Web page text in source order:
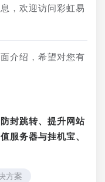
，欢迎访问彩虹易
介绍，希望对您有
封跳转、提升网站
服务器与挂机宝、
方案